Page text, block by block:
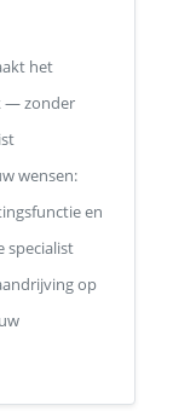
het
— zonder
wensen:
en
specialist
op